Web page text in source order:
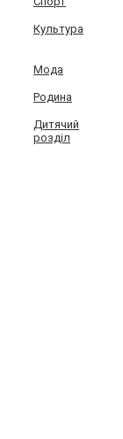
Культура
Мода
Родина
Дитячий
розділ